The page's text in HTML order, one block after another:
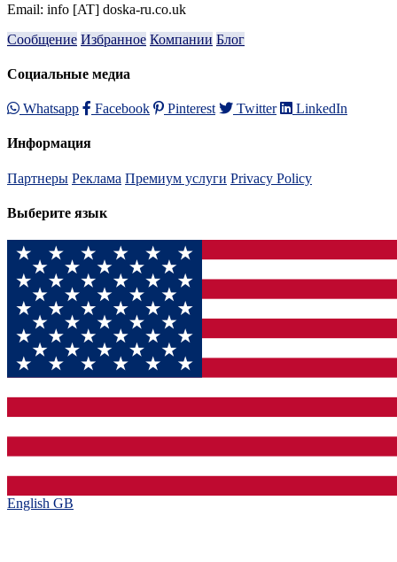
Email: info [AT] doska-ru.co.uk
Сообщение Избранное Компании Блог
Социальные медиа
Whatsapp Facebook Pinterest Twitter LinkedIn
Информация
Партнеры Реклама Премиум услуги Privacy Policy
Выберите язык
English GB‎